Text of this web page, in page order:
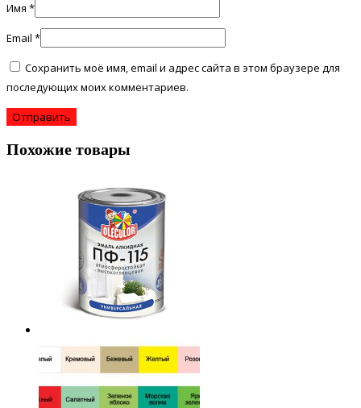
Имя *
Email *
Сохранить моё имя, email и адрес сайта в этом браузере для
последующих моих комментариев.
Похожие товары